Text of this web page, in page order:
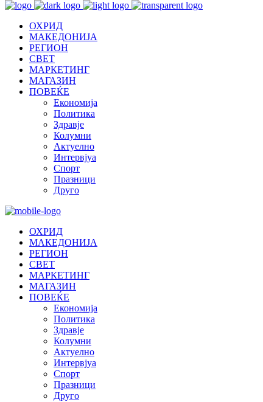
ОХРИД
МАКЕДОНИЈА
РЕГИОН
СВЕТ
МАРКЕТИНГ
МАГАЗИН
ПОВЕЌЕ
Економија
Политика
Здравје
Колумни
Актуелно
Интервјуа
Спорт
Празници
Друго
ОХРИД
МАКЕДОНИЈА
РЕГИОН
СВЕТ
МАРКЕТИНГ
МАГАЗИН
ПОВЕЌЕ
Економија
Политика
Здравје
Колумни
Актуелно
Интервјуа
Спорт
Празници
Друго